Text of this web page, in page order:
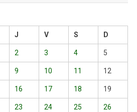
J V S D
2 3 4 5
9 10 11 12
16 17 18 19
23 24 25 26